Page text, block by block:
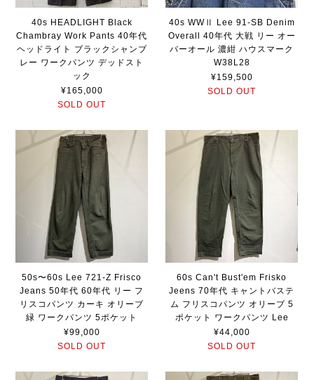
40s HEADLIGHT Black
Chambray Work Pants 40年代
ヘッドライト ブラックシャンブ
レー ワークパンツ デッドスト
ック
¥165,000
SOLD OUT
40s WWⅡ Lee 91-SB Denim
Overall 40年代 大戦 リー オー
バーオール 濃紺 ハウスマーク
W38L28
¥159,500
SOLD OUT
50s〜60s Lee 721-Z Frisco
Jeans 50年代 60年代 リー フ
リスコパンツ カーキ オリーブ
緑 ワークパンツ 5ポケット
¥99,000
SOLD OUT
60s Can't Bust'em Frisko
Jeens 70年代 キャントバステ
ム フリスコパンツ オリーブ 5
ポケット ワークパンツ Lee
¥44,000
SOLD OUT